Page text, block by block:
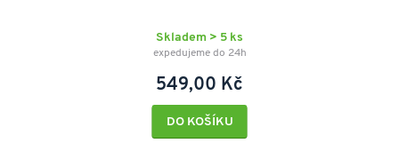
Skladem > 5 ks
expedujeme do 24h
549,00 Kč
DO KOŠÍKU